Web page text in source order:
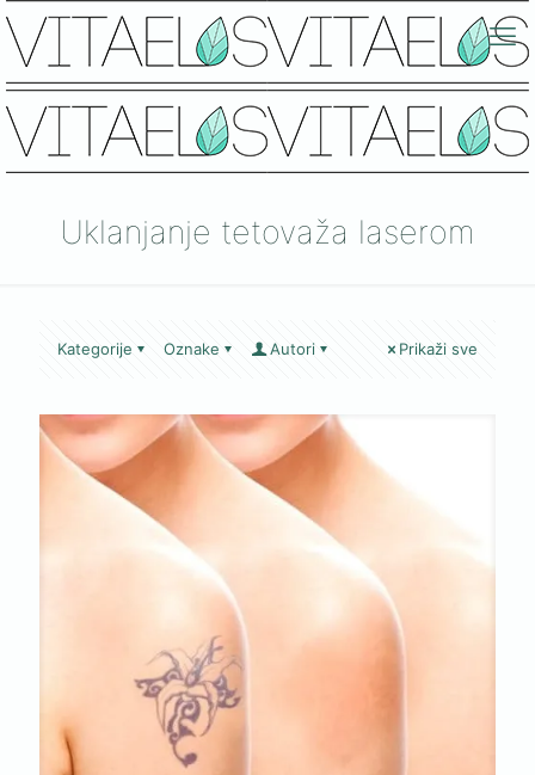
Uklanjanje tetovaža laserom
Kategorije Oznake Autori Prikaži sve